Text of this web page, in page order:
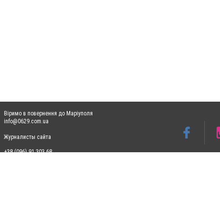
Віримо в повернення до Маріуполя
info@0629.com.ua
Журналисты сайта
+38 (096) 91 303 68